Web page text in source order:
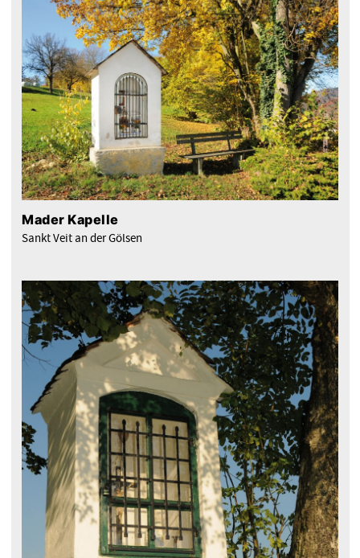
Mader Kapelle
Sankt Veit an der Gölsen